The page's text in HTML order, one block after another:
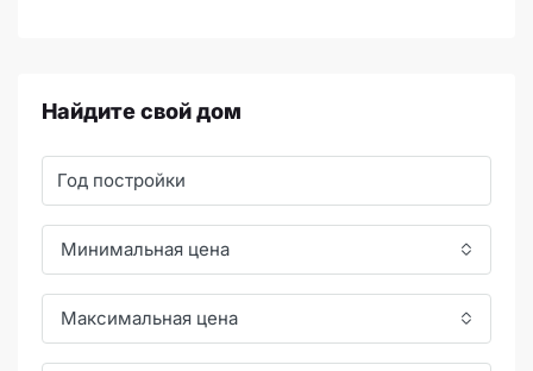
Найдите свой дом
Минимальная цена
Максимальная цена